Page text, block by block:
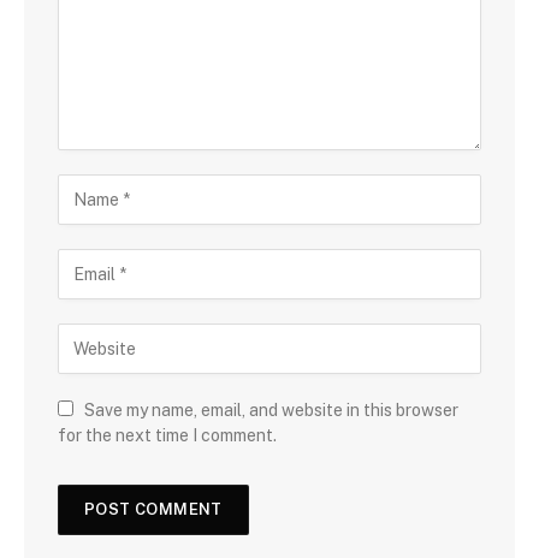
Save my name, email, and website in this browser
for the next time I comment.